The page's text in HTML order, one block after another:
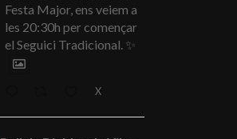
Festa Major, ens veiem a
les 20:30h per començar
el Seguici Tradicional. ✨
X